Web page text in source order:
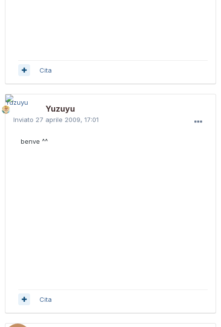
Cita
Yuzuyu
Inviato 27 aprile 2009, 17:01
benve ^^
Cita